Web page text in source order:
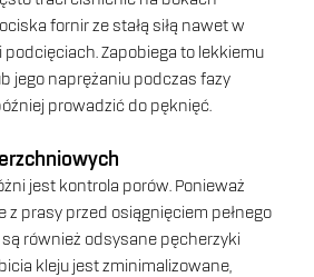
fornir ze stałą siłą nawet w
Zapobiega to lekkiemu
jego naprężaniu podczas fazy
prowadzić do pęknięć.
jest kontrola porów. Ponieważ
z prasy przed osiągnięciem pełnego
również odsysane pęcherzyki
kleju jest zminimalizowane,